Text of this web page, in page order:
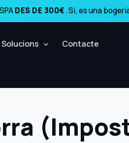
DES DE 300€. Si, es una
Solucions Contacte